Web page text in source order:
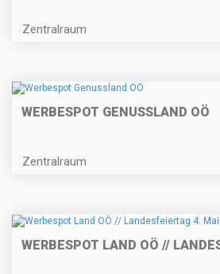
Zentralraum
WERBESPOT GENUSSLAND OÖ
Zentralraum
WERBESPOT LAND OÖ //